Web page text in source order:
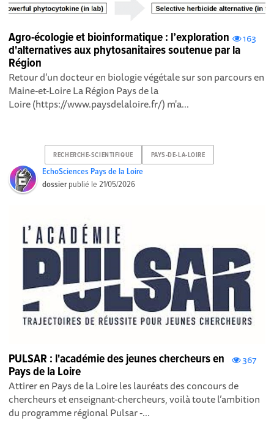
163
Agro-écologie et bioinformatique : l’exploration
d'alternatives aux phytosanitaires soutenue par la
Région
Retour d'un docteur en biologie végétale sur son parcours en
Maine-et-Loire La Région Pays de la
Loire (https://www.paysdelaloire.fr/) m'a...
RECHERCHE-SCIENTIFIQUE PAYS-DE-LA-LOIRE
EchoSciences Pays de la Loire
dossier publié le21/05/2026
367
PULSAR : l'académie des jeunes chercheurs en
Pays de la Loire
Attirer en Pays de la Loire les lauréats des concours de
chercheurs et enseignant-chercheurs, voilà toute l’ambition
du programme régional Pulsar -...